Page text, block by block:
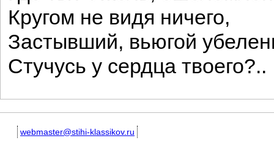
Кругом не видя ничего,
Застывший, вьюгой
Стучусь у сердца твоего?..
webmaster@stihi-klassikov.ru